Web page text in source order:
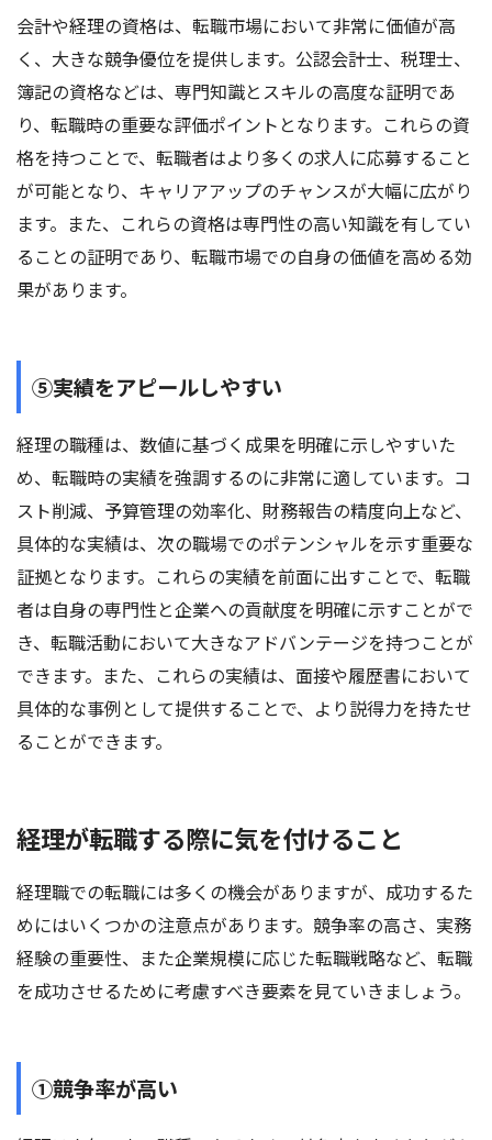
会計や経理の資格は、転職市場において非常に価値が高
く、大きな競争優位を提供します。公認会計士、税理士、
簿記の資格などは、専門知識とスキルの高度な証明であ
り、転職時の重要な評価ポイントとなります。これらの資
格を持つことで、転職者はより多くの求人に応募すること
が可能となり、キャリアアップのチャンスが大幅に広がり
ます。また、これらの資格は専門性の高い知識を有してい
ることの証明であり、転職市場での自身の価値を高める効
果があります。
⑤実績をアピールしやすい
経理の職種は、数値に基づく成果を明確に示しやすいた
め、転職時の実績を強調するのに非常に適しています。コ
スト削減、予算管理の効率化、財務報告の精度向上など、
具体的な実績は、次の職場でのポテンシャルを示す重要な
証拠となります。これらの実績を前面に出すことで、転職
者は自身の専門性と企業への貢献度を明確に示すことがで
き、転職活動において大きなアドバンテージを持つことが
できます。また、これらの実績は、面接や履歴書において
具体的な事例として提供することで、より説得力を持たせ
ることができます。
経理が転職する際に気を付けること
経理職での転職には多くの機会がありますが、成功するた
めにはいくつかの注意点があります。競争率の高さ、実務
経験の重要性、また企業規模に応じた転職戦略など、転職
を成功させるために考慮すべき要素を見ていきましょう。
①競争率が高い